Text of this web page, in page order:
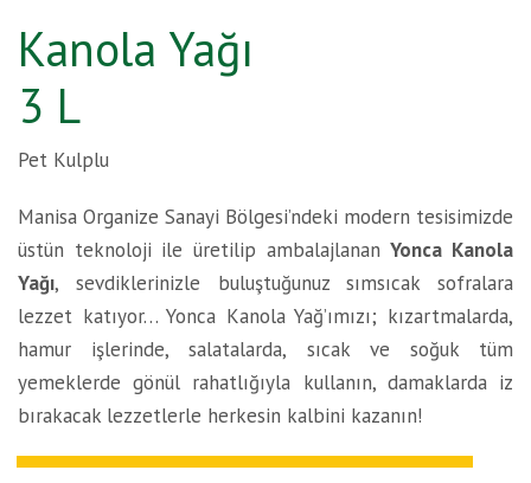
Kanola Yağı
3 L
Pet Kulplu
Manisa Organize Sanayi Bölgesi’ndeki modern tesisimizde
üstün teknoloji ile üretilip ambalajlananYonca Kanola
Yağı, sevdiklerinizle buluştuğunuz sımsıcak sofralara
lezzet katıyor… Yonca Kanola Yağ’ımızı; kızartmalarda,
hamur işlerinde, salatalarda, sıcak ve soğuk tüm
yemeklerde gönül rahatlığıyla kullanın, damaklarda iz
bırakacak lezzetlerle herkesin kalbini kazanın!